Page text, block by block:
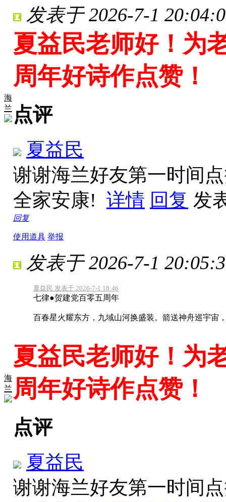
海
兰
发表于 2026-7-1
夏益民老师好！为
周年好诗作点赞！
点评
夏益民
谢谢海兰好友第一时间
全家安康! 详情 回复 发
回复
使用道具 举报
海
兰
发表于 2026-7-1
夏益民 发表于 2026-7-1 18:46
七律●贺建党百零五周年
百春星火耀东方，九域山河换盛装。箭送神舟巡宇宙
夏益民老师好！为
周年好诗作点赞！
点评
夏益民
谢谢海兰好友第一时间